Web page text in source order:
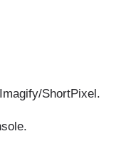
ShortPixel.